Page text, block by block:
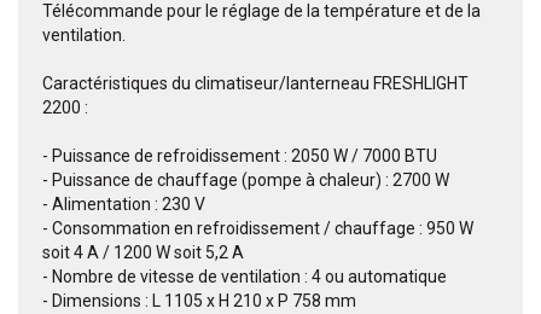
Télécommande pour le réglage de la température et de la
ventilation.
Caractéristiques du climatiseur/lanterneau FRESHLIGHT
2200 :
- Puissance de refroidissement : 2050 W / 7000 BTU
- Puissance de chauffage (pompe à chaleur) : 2700 W
- Alimentation : 230 V
- Consommation en refroidissement / chauffage : 950 W
soit 4 A / 1200 W soit 5,2 A
- Nombre de vitesse de ventilation : 4 ou automatique
- Dimensions : L 1105 x H 210 x P 758 mm